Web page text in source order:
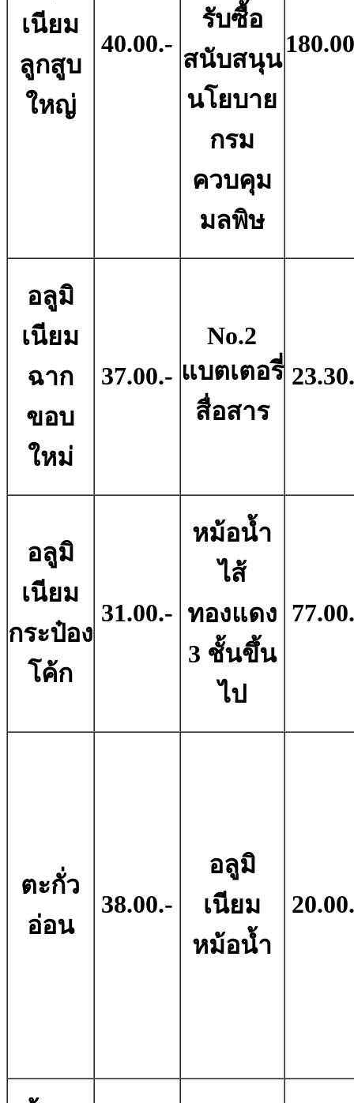
เนียม
ลูกสูบ
ใหญ่
40.00.-
รับซื้อ
สนับสนุน
นโยบาย
กรม
ควบคุม
มลพิษ
อลูมิ
เนียม
ฉาก
ขอบ
ใหม่
37.00.-
No.2
แบตเตอรี่
สื่อสาร
อลูมิ
เนียม
กระป๋อง
โค้ก
31.00.-
หม้อน้ำ
ไส้
ทองแดง
3 ชั้นขึ้น
ไป
ตะกั่ว
อ่อน
38.00.-
อลูมิ
เนียม
หม้อน้ำ